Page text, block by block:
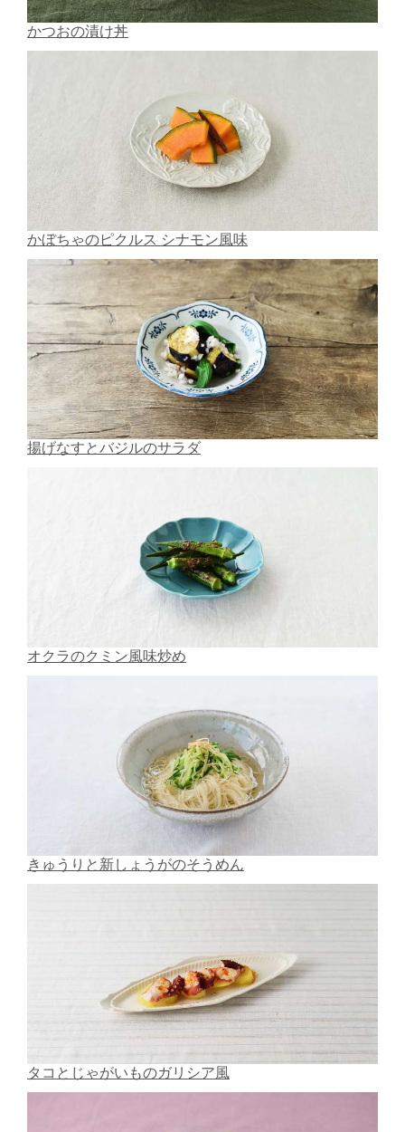
かつおの漬け丼
かぼちゃのピクルス シナモン風味
揚げなすとバジルのサラダ
オクラのクミン風味炒め
きゅうりと新しょうがのそうめん
タコとじゃがいものガリシア風